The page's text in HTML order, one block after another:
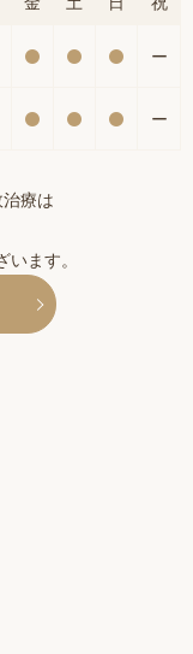
ー
ー
療は
ます。